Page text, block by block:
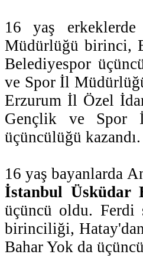
16 yaş
Müdürlüğü birinci,
Belediyespor
ve Spor İl
Erzurum İl Özel
Gençlik ve Spor
üçüncülüğü kazandı.
16 yaş bayanlarda
İstanbul Üsküdar
üçüncü oldu. Ferdi
birinciliği,
Bahar Yok da